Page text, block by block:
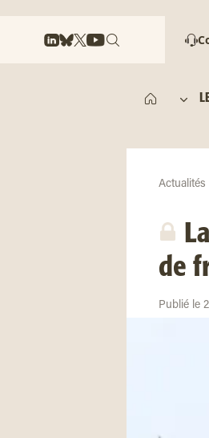
Actualités
de
Publié le